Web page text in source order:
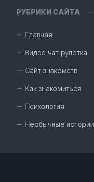
РУБРИКИ САЙТА
Главная
Видео чат рулетка
Сайт знакомств
Как знакомиться
Психология
Необычные истории